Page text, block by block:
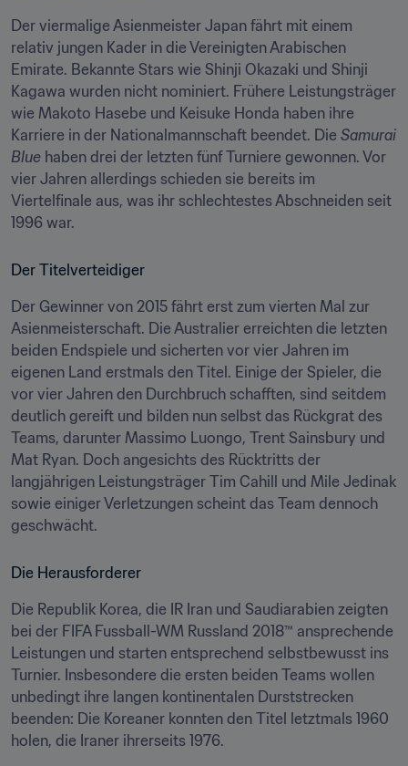
Der viermalige Asienmeister Japan fährt mit einem
relativ jungen Kader in die Vereinigten Arabischen
Emirate. Bekannte Stars wie Shinji Okazaki und Shinji
Kagawa wurden nicht nominiert. Frühere Leistungsträger
wie Makoto Hasebe und Keisuke Honda haben ihre
Karriere in der Nationalmannschaft beendet. Die Samurai
Blue haben drei der letzten fünf Turniere gewonnen. Vor
vier Jahren allerdings schieden sie bereits im
Viertelfinale aus, was ihr schlechtestes Abschneiden seit
1996 war.
Der Titelverteidiger
Der Gewinner von 2015 fährt erst zum vierten Mal zur
Asienmeisterschaft. Die Australier erreichten die letzten
beiden Endspiele und sicherten vor vier Jahren im
eigenen Land erstmals den Titel. Einige der Spieler, die
vor vier Jahren den Durchbruch schafften, sind seitdem
deutlich gereift und bilden nun selbst das Rückgrat des
Teams, darunter Massimo Luongo, Trent Sainsbury und
Mat Ryan. Doch angesichts des Rücktritts der
langjährigen Leistungsträger Tim Cahill und Mile Jedinak
sowie einiger Verletzungen scheint das Team dennoch
geschwächt.
Die Herausforderer
Die Republik Korea, die IR Iran und Saudiarabien zeigten
bei der FIFA Fussball-WM Russland 2018™ ansprechende
Leistungen und starten entsprechend selbstbewusst ins
Turnier. Insbesondere die ersten beiden Teams wollen
unbedingt ihre langen kontinentalen Durststrecken
beenden: Die Koreaner konnten den Titel letztmals 1960
holen, die Iraner ihrerseits 1976.